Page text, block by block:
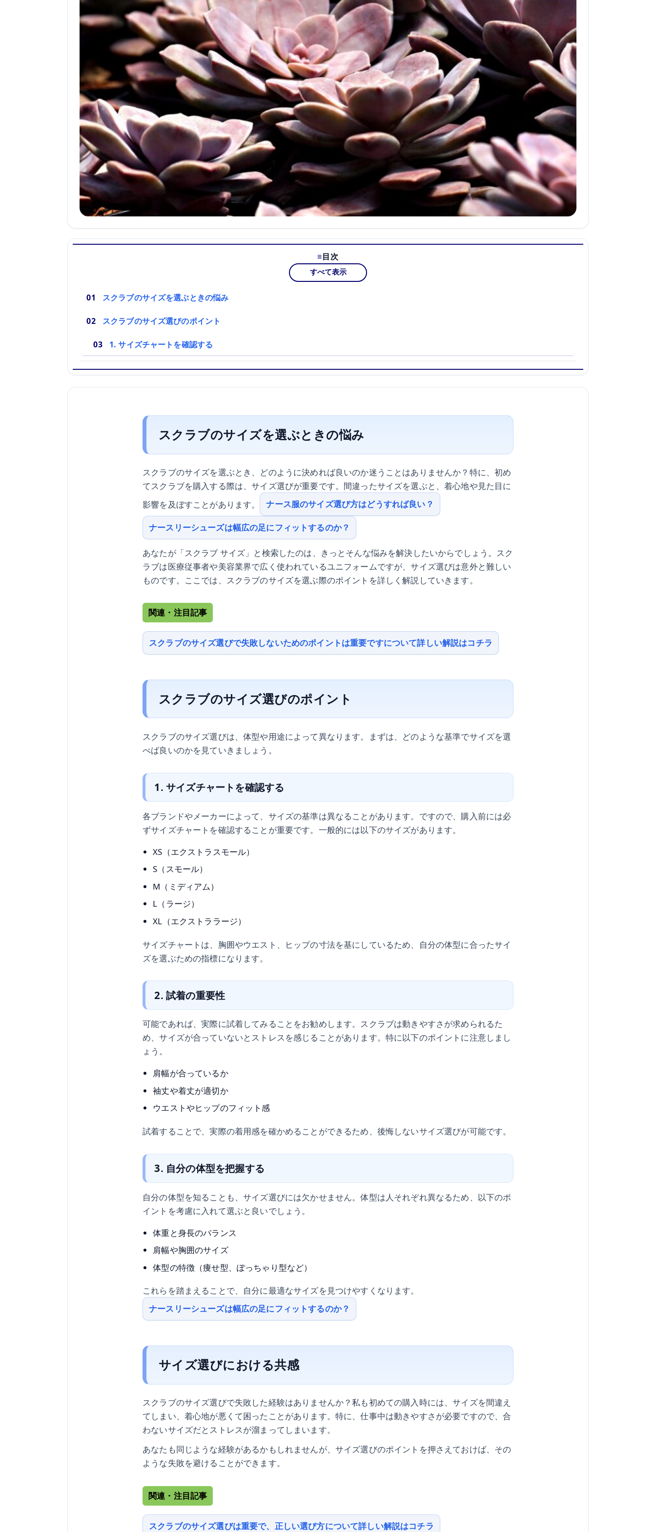
目次
すべて表示
スクラブのサイズを選ぶときの悩み
スクラブのサイズ選びのポイント
1. サイズチャートを確認する
スクラブのサイズを選ぶときの悩み
スクラブのサイズを選ぶとき、どのように決めれば良いのか迷うことはありませんか？特に、初め
てスクラブを購入する際は、サイズ選びが重要です。間違ったサイズを選ぶと、着心地や見た目に
影響を及ぼすことがあります。
ナース服のサイズ選び方はどうすれば良い？
ナースリーシューズは幅広の足にフィットするのか？
あなたが「スクラブ サイズ」と検索したのは、きっとそんな悩みを解決したいからでしょう。スク
ラブは医療従事者や美容業界で広く使われているユニフォームですが、サイズ選びは意外と難しい
ものです。ここでは、スクラブのサイズを選ぶ際のポイントを詳しく解説していきます。
関連・注目記事
スクラブのサイズ選びで失敗しないためのポイントは重要ですについて詳しい解説はコチラ
スクラブのサイズ選びのポイント
スクラブのサイズ選びは、体型や用途によって異なります。まずは、どのような基準でサイズを選
べば良いのかを見ていきましょう。
1. サイズチャートを確認する
各ブランドやメーカーによって、サイズの基準は異なることがあります。ですので、購入前には必
ずサイズチャートを確認することが重要です。一般的には以下のサイズがあります。
XS（エクストラスモール）
S（スモール）
M（ミディアム）
L（ラージ）
XL（エクストララージ）
サイズチャートは、胸囲やウエスト、ヒップの寸法を基にしているため、自分の体型に合ったサイ
ズを選ぶための指標になります。
2. 試着の重要性
可能であれば、実際に試着してみることをお勧めします。スクラブは動きやすさが求められるた
め、サイズが合っていないとストレスを感じることがあります。特に以下のポイントに注意しまし
ょう。
肩幅が合っているか
袖丈や着丈が適切か
ウエストやヒップのフィット感
試着することで、実際の着用感を確かめることができるため、後悔しないサイズ選びが可能です。
3. 自分の体型を把握する
自分の体型を知ることも、サイズ選びには欠かせません。体型は人それぞれ異なるため、以下のポ
イントを考慮に入れて選ぶと良いでしょう。
体重と身長のバランス
肩幅や胸囲のサイズ
体型の特徴（痩せ型、ぽっちゃり型など）
これらを踏まえることで、自分に最適なサイズを見つけやすくなります。
ナースリーシューズは幅広の足にフィットするのか？
サイズ選びにおける共感
スクラブのサイズ選びで失敗した経験はありませんか？私も初めての購入時には、サイズを間違え
てしまい、着心地が悪くて困ったことがあります。特に、仕事中は動きやすさが必要ですので、合
わないサイズだとストレスが溜まってしまいます。
あなたも同じような経験があるかもしれませんが、サイズ選びのポイントを押さえておけば、その
ような失敗を避けることができます。
関連・注目記事
スクラブのサイズ選びは重要で、正しい選び方について詳しい解説はコチラ